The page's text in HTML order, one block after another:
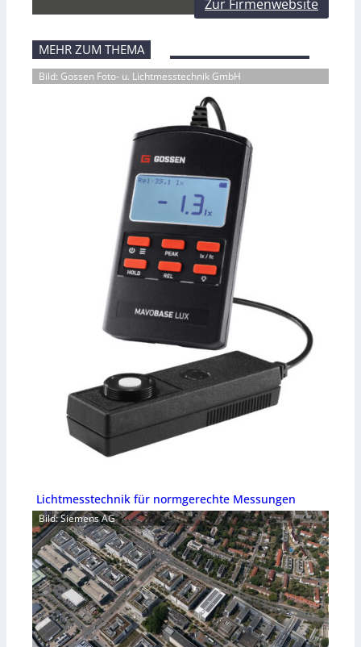
Zur Firmenwebsite
MEHR ZUM THEMA
Bild: Gossen Foto- u. Lichtmesstechnik GmbH
Lichtmesstechnik für normgerechte Messungen
Bild: Siemens AG